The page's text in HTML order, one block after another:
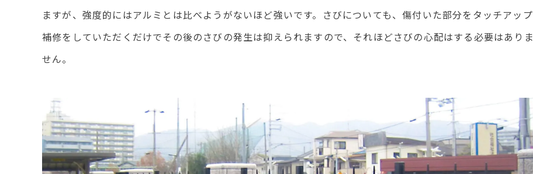
ますが、強度的にはアルミとは比べようがないほど強いです。さびについても、傷付いた部分をタッチアップ
補修をしていただくだけでその後のさびの発生は抑えられますので、それほどさびの心配はする必要はありま
せん。